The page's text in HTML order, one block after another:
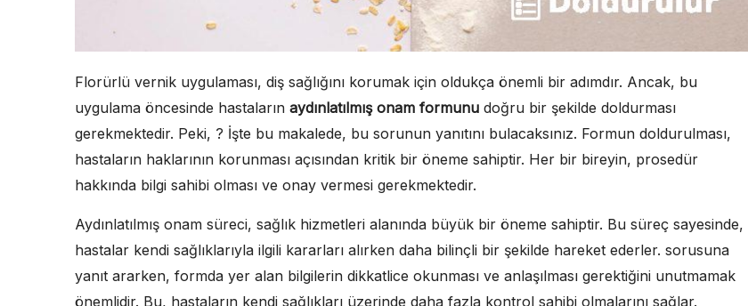
Florürlü vernik uygulaması, diş sağlığını korumak için oldukça önemli bir adımdır. Ancak, bu
uygulama öncesinde hastaların aydınlatılmış onam formunu doğru bir şekilde doldurması
gerekmektedir. Peki, ? İşte bu makalede, bu sorunun yanıtını bulacaksınız. Formun doldurulması,
hastaların haklarının korunması açısından kritik bir öneme sahiptir. Her bir bireyin, prosedür
hakkında bilgi sahibi olması ve onay vermesi gerekmektedir.
Aydınlatılmış onam süreci, sağlık hizmetleri alanında büyük bir öneme sahiptir. Bu süreç sayesinde,
hastalar kendi sağlıklarıyla ilgili kararları alırken daha bilinçli bir şekilde hareket ederler. sorusuna
yanıt ararken, formda yer alan bilgilerin dikkatlice okunması ve anlaşılması gerektiğini unutmamak
önemlidir. Bu, hastaların kendi sağlıkları üzerinde daha fazla kontrol sahibi olmalarını sağlar.